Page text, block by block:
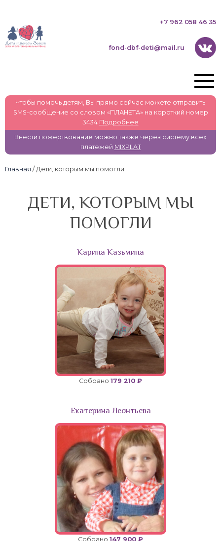
+7 962 058 46 35
fond-dbf-deti@mail.ru
Чтобы помочь детям, Вы прямо сейчас можете отправить
SMS-сообщение со словом «ПЛАНЕТА» на короткий номер
3434 Подробнее
Внести пожертвование можно также через систему всех
платежей MIXPLAT
Главная / Дети, которым мы помогли
ДЕТИ, КОТОРЫМ МЫ
ПОМОГЛИ
Карина Казьмина
Собрано 179 210 ₽
Екатерина Леонтьева
Собрано 147 900 ₽